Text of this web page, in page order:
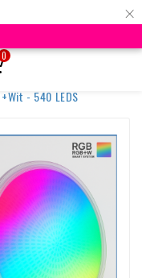
×
0
Zwembadlampen
- 540 LEDS